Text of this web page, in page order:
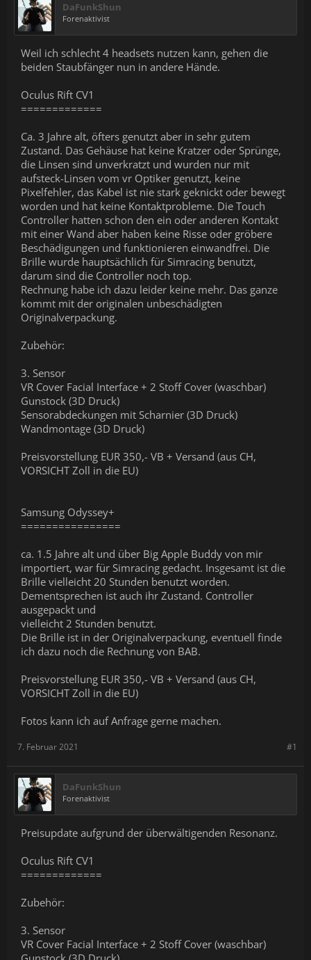
DaFunkShun
Forenaktivist
Weil ich schlecht 4 headsets nutzen kann, gehen die
beiden Staubfänger nun in andere Hände.
Oculus Rift CV1
=============
Ca. 3 Jahre alt, öfters genutzt aber in sehr gutem
Zustand. Das Gehäuse hat keine Kratzer oder Sprünge,
die Linsen sind unverkratzt und wurden nur mit
aufsteck-Linsen vom vr Optiker genutzt, keine
Pixelfehler, das Kabel ist nie stark geknickt oder bewegt
worden und hat keine Kontaktprobleme. Die Touch
Controller hatten schon den ein oder anderen Kontakt
mit einer Wand aber haben keine Risse oder gröbere
Beschädigungen und funktionieren einwandfrei. Die
Brille wurde hauptsächlich für Simracing benutzt,
darum sind die Controller noch top.
Rechnung habe ich dazu leider keine mehr. Das ganze
kommt mit der originalen unbeschädigten
Originalverpackung.
Zubehör:
3. Sensor
VR Cover Facial Interface + 2 Stoff Cover (waschbar)
Gunstock (3D Druck)
Sensorabdeckungen mit Scharnier (3D Druck)
Wandmontage (3D Druck)
Preisvorstellung EUR 350,- VB + Versand (aus CH,
VORSICHT Zoll in die EU)
Samsung Odyssey+
================
ca. 1.5 Jahre alt und über Big Apple Buddy von mir
importiert, war für Simracing gedacht. Insgesamt ist die
Brille vielleicht 20 Stunden benutzt worden.
Dementsprechen ist auch ihr Zustand. Controller
ausgepackt und
vielleicht 2 Stunden benutzt.
Die Brille ist in der Originalverpackung, eventuell finde
ich dazu noch die Rechnung von BAB.
Preisvorstellung EUR 350,- VB + Versand (aus CH,
VORSICHT Zoll in die EU)
Fotos kann ich auf Anfrage gerne machen.
#1
7. Februar 2021
DaFunkShun
Forenaktivist
Preisupdate aufgrund der überwältigenden Resonanz.
Oculus Rift CV1
=============
Zubehör:
3. Sensor
VR Cover Facial Interface + 2 Stoff Cover (waschbar)